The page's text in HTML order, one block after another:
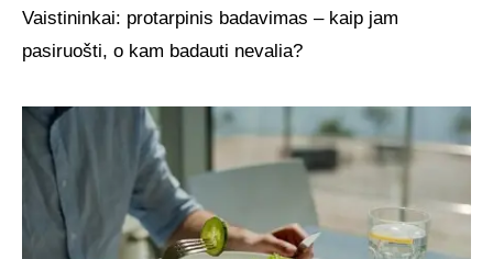
Vaistininkai: protarpinis badavimas – kaip jam
pasiruošti, o kam badauti nevalia?